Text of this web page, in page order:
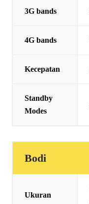
3G bands
4G bands
Kecepatan
Standby
Modes
Bodi
Ukuran